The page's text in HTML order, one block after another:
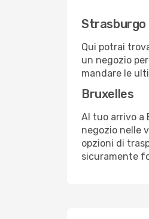
Strasburgo
Qui potrai
un negozio
mandare le
Bruxelles
Al tuo arrivo a
negozio nelle
opzioni di
sicuramente